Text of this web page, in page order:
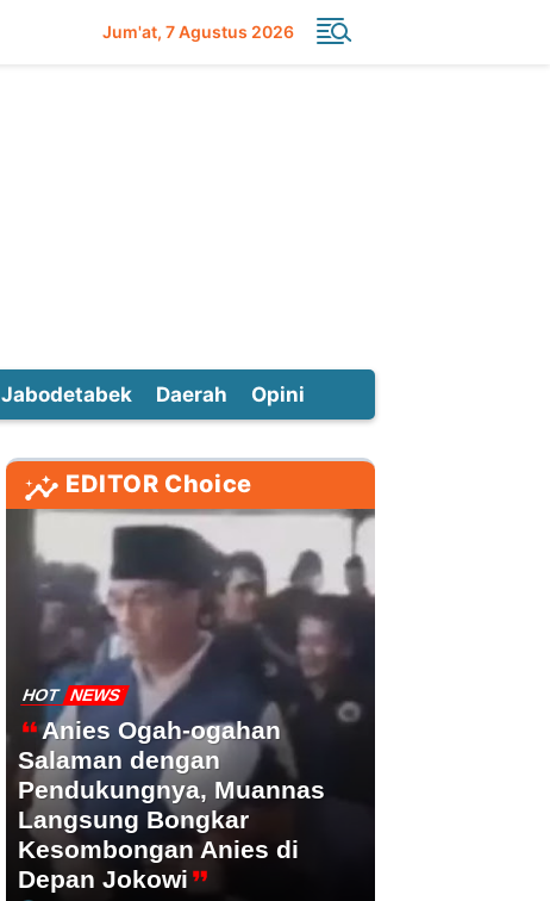
Jum'at 7 Agustus 2026
Jabodetabek Daerah Opini
EDITOR Choice
HOT NEWS
Anies Ogah-ogahan
Salaman dengan
Pendukungnya, Muannas
Langsung Bongkar
Kesombongan Anies di
Depan Jokowi